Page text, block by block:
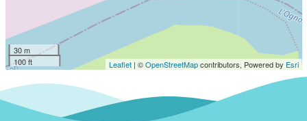
30 m
100 ft
Leaflet| ©OpenStreetMapcontributors, Powered by Esri